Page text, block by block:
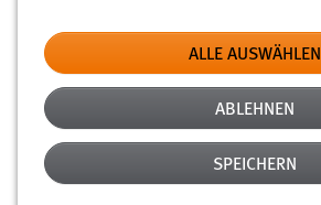
Typ
Erstellungsdatum
Alter
ALLE AUSWÄHLEN
ABLEHNEN
SPEICHERN